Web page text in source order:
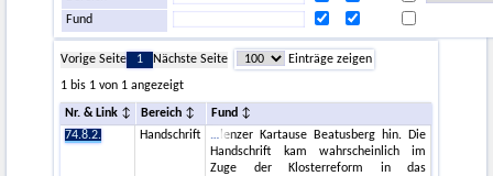
Fund
Vorige Seite 1 Nächste Seite
Einträge zeigen
1 bis 1 von 1 angezeigt
Nr. & Link Bereich
Fund
74.8.2.
Handschrift
lenzer Kartause Beatusberg hin. Die
Handschrift kam wahrscheinlich im
Zuge der Klosterreform in das